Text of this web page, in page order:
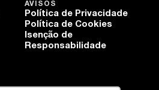
AVISOS
Política de Privacidade
Política de Cookies
Isenção de
Responsabilidade